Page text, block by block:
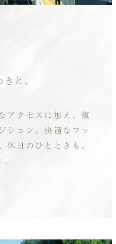
と、
アクセスに加え、 複
ション。快適なフッ
休日のひとときも、